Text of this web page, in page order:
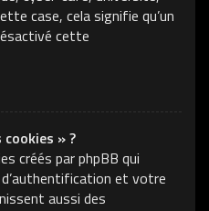
case, cela signifie qu’un
cette
» ?
créés par phpBB qui
et votre
aussi des